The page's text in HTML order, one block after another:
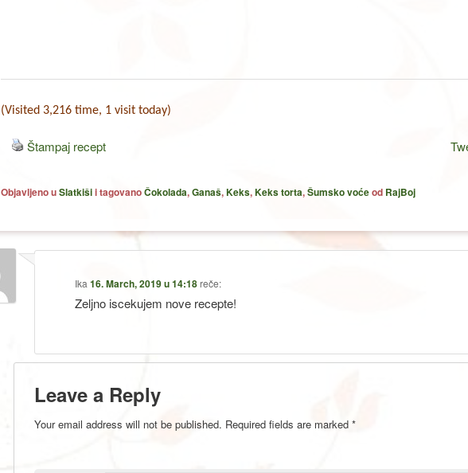
(Visited 3,216 time, 1 visit today)
Štampaj recept
Objavljeno uSlatkišii tagovanoČokolada,Ganaš,Keks,Keks torta,Šumsko voćeod RajBoj
Ika 16. March, 2019 u 14:18reče:
Zeljno iscekujem nove recepte!
Leave a Reply
Your email address will not be published. Required fields are marked *